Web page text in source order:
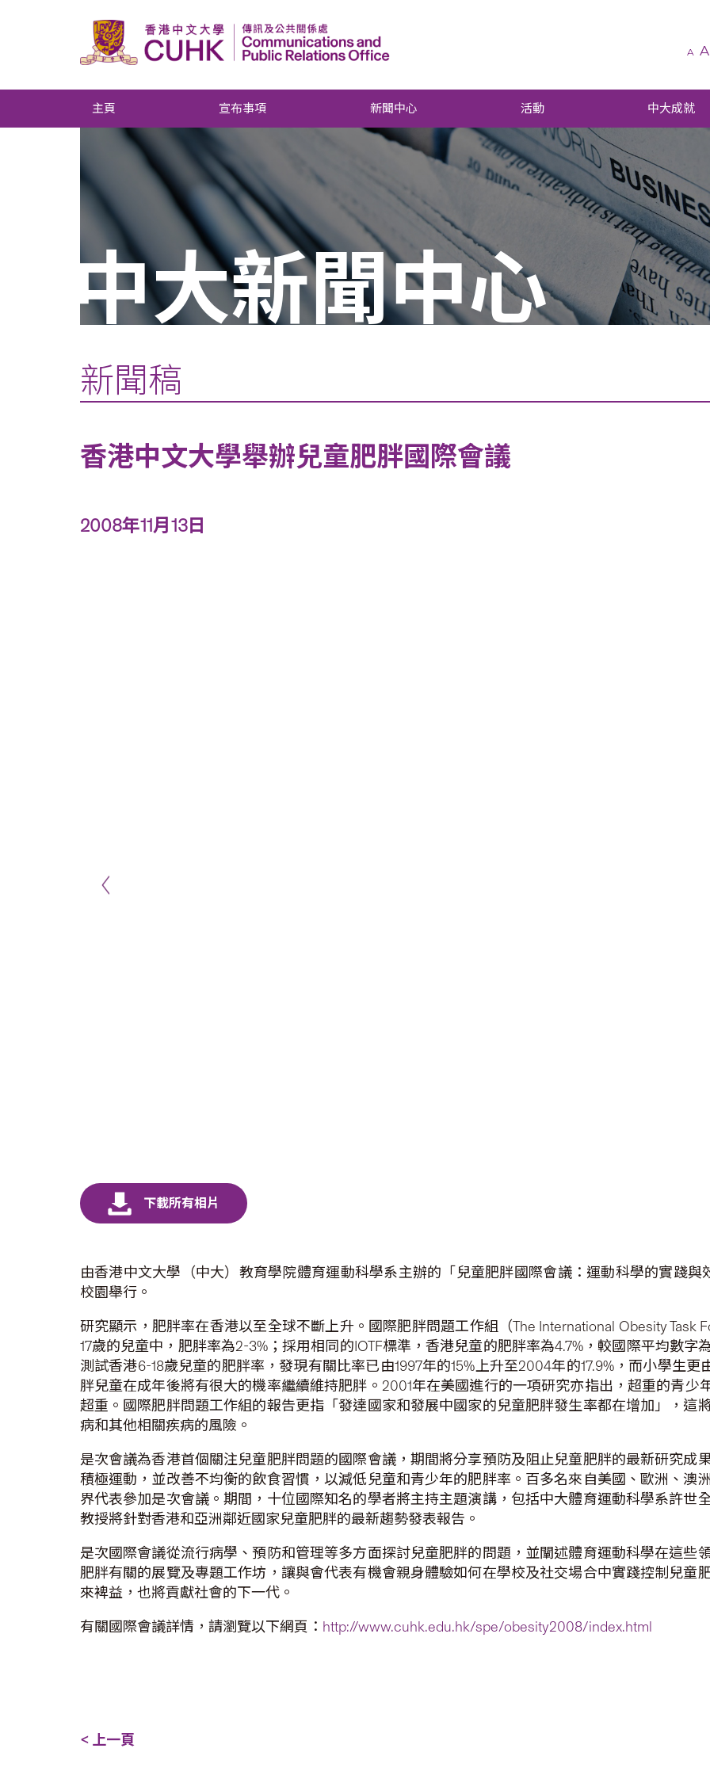
A A
主頁 宣布事項 新聞中心 活動 中大成就
中大新聞中心
新聞稿
香港中文大學舉辦兒童肥胖國際會議
2008年11月13日
由香港中文大學（中大）教育學院體育運動科學系主辦的「兒童肥胖國際會議：運動科學的實踐與
校園舉行。
研究顯示，肥胖率在香港以至全球不斷上升。國際肥胖問題工作組（The International Obesity Task
17歲的兒童中，肥胖率為2-3%；採用相同的IOTF標準，香港兒童的肥胖率為4.7%，較國際平均數
測試香港6-18歲兒童的肥胖率，發現有關比率已由1997年的15%上升至2004年的17.9%，而小學生更
胖兒童在成年後將有很大的機率繼續維持肥胖。2001年在美國進行的一項研究亦指出，超重的青少
超重。國際肥胖問題工作組的報告更指「發達國家和發展中國家的兒童肥胖發生率都在增加」，這
病和其他相關疾病的風險。
是次會議為香港首個關注兒童肥胖問題的國際會議，期間將分享預防及阻止兒童肥胖的最新研究成
積極運動，並改善不均衡的飲食習慣，以減低兒童和青少年的肥胖率。百多名來自美國、歐洲、澳
界代表參加是次會議。期間，十位國際知名的學者將主持主題演講，包括中大體育運動科學系許世
教授將針對香港和亞洲鄰近國家兒童肥胖的最新趨勢發表報告。
是次國際會議從流行病學、預防和管理等多方面探討兒童肥胖的問題，並闡述體育運動科學在這些
肥胖有關的展覽及專題工作坊，讓與會代表有機會親身體驗如何在學校及社交場合中實踐控制兒童
來裨益，也將貢獻社會的下一代。
有關國際會議詳情，請瀏覽以下網頁： http://www.cuhk.edu.hk/spe/obesity2008/index.html
< 上一頁